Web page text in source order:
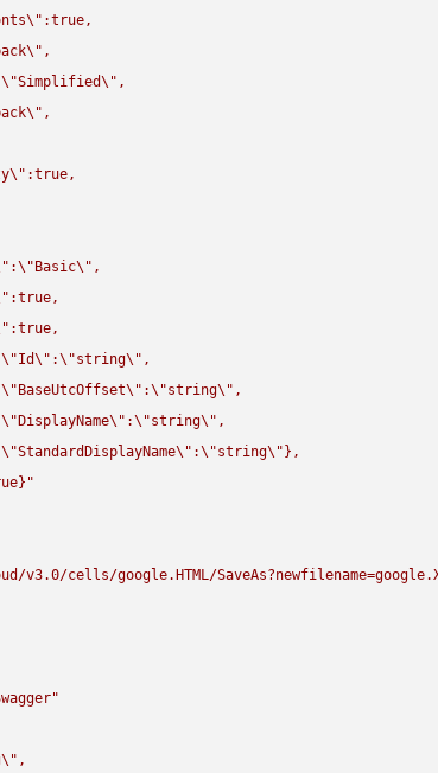
\" :true,
\" ,
\"Simplified\" ,
\" ,
\" :true,
:\" Basic\" ,
:true,
:true,
\"Id\" :\"string\" ,
\" BaseUtcOffset\" :\"string\" ,
\" DisplayName\" :\"string\" ,
\"StandardDisplayName\" :\"string\" },
cells/google.HTML/
\" ,